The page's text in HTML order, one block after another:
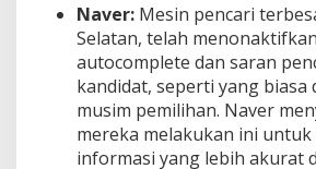
Naver: Mesin pencari
Selatan, telah
autocomplete dan saran
kandidat, seperti yang biasa
musim pemilihan. Naver
mereka melakukan ini untuk
informasi yang lebih akurat